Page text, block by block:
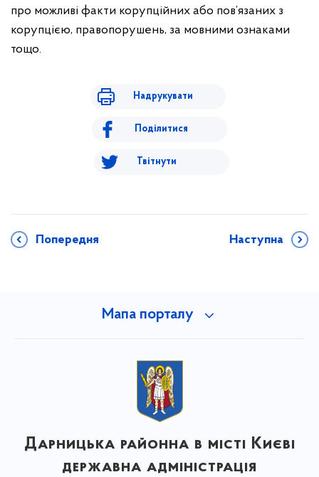
про можливі факти корупційних або пов’язаних з
корупцією, правопорушень, за мовними ознаками
тощо.
Надрукувати
Поділитися
Твітнути
Попередня Наступна
Мапа порталу
Дарницька районна в місті Києві
державна адміністрація